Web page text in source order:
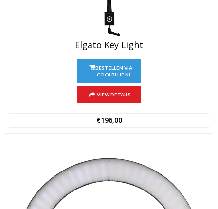
Elgato Key Light
BESTELLEN VIA
COOLBLUE.NL
VIEW DETAILS
€196,00